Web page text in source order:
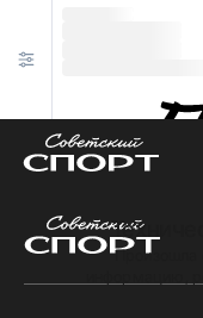
Произошла